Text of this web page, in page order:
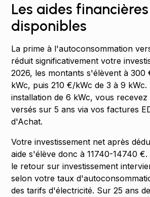
Les aides financières
disponibles
La prime à l'autoconsommation
réduit significativement votre
2026, les montants s'élèvent à 300
kWc, puis 210 €/kWc de 3 à 9
installation de 6 kWc, vous
versés sur 5 ans via vos factures
d'Achat.
Votre investissement net après
aide s'élève donc à 11740-14740
le retour sur investissement
selon votre taux
des tarifs d'électricité. Sur 25 ans